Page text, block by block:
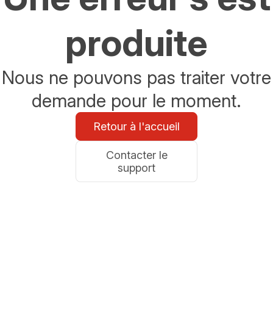
produite
Nous ne pouvons pas traiter votre
demande pour le moment.
Retour à l'accueil
Contacter le
support